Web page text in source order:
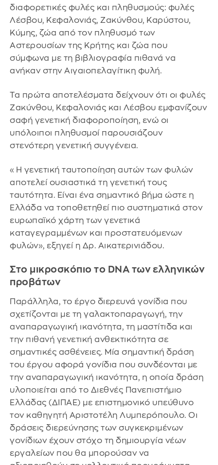
διαφορετικές φυλές και πληθυσμούς: φυλές
Λέσβου, Κεφαλονιάς, Ζακύνθου, Καρύστου,
Κύμης, ζώα από τον πληθυσμό των
Αστερουσίων της Κρήτης και ζώα που
σύμφωνα με τη βιβλιογραφία πιθανά να
ανήκαν στην Αιγαιοπελαγίτικη φυλή.
Τα πρώτα αποτελέσματα δείχνουν ότι οι φυλές
Ζακύνθου, Κεφαλονιάς και Λέσβου εμφανίζουν
σαφή γενετική διαφοροποίηση, ενώ οι
υπόλοιποι πληθυσμοί παρουσιάζουν
στενότερη γενετική συγγένεια.
«Η γενετική ταυτοποίηση αυτών των φυλών
αποτελεί ουσιαστικά τη γενετική τους
ταυτότητα. Είναι ένα σημαντικό βήμα ώστε η
Ελλάδα να τοποθετηθεί πιο συστηματικά στον
ευρωπαϊκό χάρτη των γενετικά
καταγεγραμμένων και προστατευόμενων
φυλών», εξηγεί η Δρ. Αικατερινιάδου.
Στο μικροσκόπιο το DNA των ελληνικών
προβάτων
Παράλληλα, το έργο διερευνά γονίδια που
σχετίζονται με τη γαλακτοπαραγωγή, την
αναπαραγωγική ικανότητα, τη μαστίτιδα και
την πιθανή γενετική ανθεκτικότητα σε
σημαντικές ασθένειες. Μία σημαντική δράση
του έργου αφορά γονίδια που συνδέονται με
την αναπαραγωγική ικανότητα, η οποία δράση
υλοποιείται από το Διεθνές Πανεπιστήμιο
Ελλάδας (ΔΙΠΑΕ) με επιστημονικό υπεύθυνο
τον καθηγητή Αριστοτέλη Λυμπερόπουλο. Οι
δράσεις διερεύνησης των συγκεκριμένων
γονίδιων έχουν στόχο τη δημιουργία νέων
εργαλείων που θα μπορούσαν να